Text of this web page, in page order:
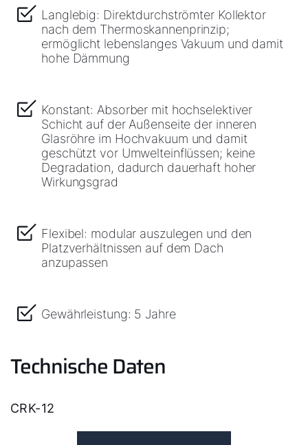
Langlebig: Direktdurchströmter Kollektor
nach dem Thermoskannenprinzip;
ermöglicht lebenslanges Vakuum und damit
hohe Dämmung
Konstant: Absorber mit hochselektiver
Schicht auf der Außenseite der inneren
Glasröhre im Hochvakuum und damit
geschützt vor Umwelteinflüssen; keine
Degradation, dadurch dauerhaft hoher
Wirkungsgrad
Flexibel: modular auszulegen und den
Platzverhältnissen auf dem Dach
anzupassen
Gewährleistung: 5 Jahre
Technische Daten
CRK-12